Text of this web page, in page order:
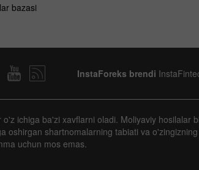
bazasi
InstaForeks brendi
o'z ichiga ba'zi xavflarni oladi. Moliyaviy
oshirgan shartnomalarning tabiati va
uchun mos emas.